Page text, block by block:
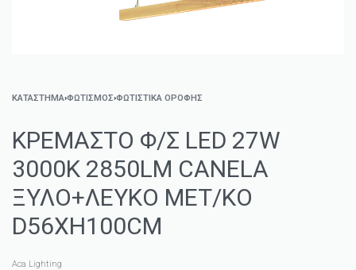
ΚΑΤΑΣΤΗΜΑ›ΦΩΤΙΣΜΌΣ›ΦΩΤΙΣΤΙΚΆ ΟΡΟΦΉΣ
ΚΡΕΜΑΣΤΟ Φ/Σ LED 27W
3000K 2850LM CANELA
ΞΥΛΟ+ΛΕΥΚΟ ΜΕΤ/ΚΟ
D56XH100CM
Aca Lighting